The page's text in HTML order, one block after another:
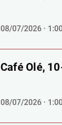
08/07/2026 ·
Café Olé,
08/07/2026 ·